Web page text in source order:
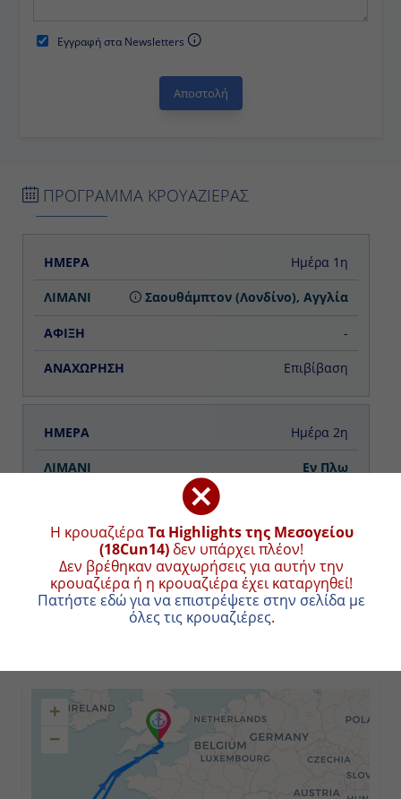
Η κρουαζιέραΤα Highlights της Μεσογείου
(18Cun14) δεν υπάρχει πλέον!
Δεν βρέθηκαν αναχωρήσεις για αυτήν την
κρουαζιέρα ή η κρουαζιέρα έχει καταργηθεί!
Πατήστε εδώ για να επιστρέψετε στην σελίδα με
όλες τις κρουαζιέρες.
Εγγραφή στα Newsletters
ΠΡΟΓΡΑΜΜΑ ΚΡΟΥΑΖΙΕΡΑΣ
ΗΜΕΡΑ ΑΝΑΧΩΡΗΣΗ
Ημέρα 1η
Σαουθάμπτον (Λονδίνο), Αγγλία
-
Επιβίβαση
Ημέρα 2η
Εν Πλω
-
Ημέρα 3η
-
Ημέρα 4η
+
−